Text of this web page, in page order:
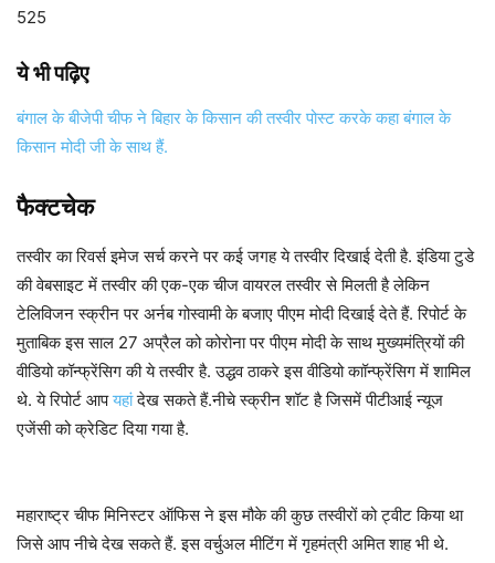
525
ये भी पढ़िए
बंगाल के बीजेपी चीफ ने बिहार के किसान की तस्वीर पोस्ट करके कहा बंगाल के
किसान मोदी जी के साथ हैं.
फैक्टचेक
तस्वीर का रिवर्स इमेज सर्च करने पर कई जगह ये तस्वीर दिखाई देती है. इंडिया टुडे
की वेबसाइट में तस्वीर की एक-एक चीज वायरल तस्वीर से मिलती है लेकिन
टेलिविजन स्क्रीन पर अर्नब गोस्वामी के बजाए पीएम मोदी दिखाई देते हैं. रिपोर्ट के
मुताबिक इस साल 27 अप्रैल को कोरोना पर पीएम मोदी के साथ मुख्यमंत्रियों की
वीडियो कॉन्फ्रेंसिग की ये तस्वीर है. उद्धव ठाकरे इस वीडियो काॉन्फ्रेंसिग में शामिल
थे. ये रिपोर्ट आपयहांदेख सकते हैं.नीचे स्क्रीन शॉट है जिसमें पीटीआई न्यूज
एजेंसी को क्रेडिट दिया गया है.
महाराष्ट्र चीफ मिनिस्टर ऑफिस ने इस मौके की कुछ तस्वीरों को ट्वीट किया था
जिसे आप नीचे देख सकते हैं. इस वर्चुअल मीटिंग में गृहमंत्री अमित शाह भी थे.